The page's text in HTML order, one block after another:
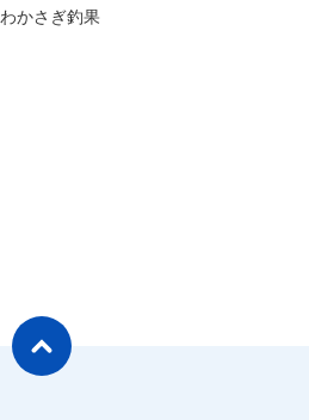
わかさぎ釣果